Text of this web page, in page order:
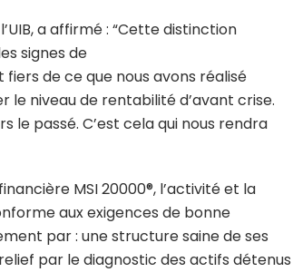
a affirmé : “Cette distinction
signes de
de ce que nous avons réalisé
le niveau de rentabilité d’avant crise.
le passé. C’est cela qui nous rendra
MSI 20000®, l’activité et la
aux exigences de bonne
par : une structure saine de ses
par le diagnostic des actifs détenus